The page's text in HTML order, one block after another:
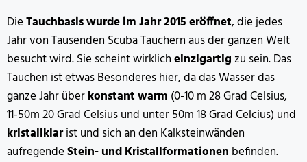
DieTauchbasis wurde im Jahr 2015 eröffnet, die jedes
Jahr von Tausenden Scuba Tauchern aus der ganzen Welt
besucht wird. Sie scheint wirklicheinzigartigzu sein. Das
Tauchen ist etwas Besonderes hier, da das Wasser das
ganze Jahr überkonstant warm (0-10 m 28 Grad Celsius,
11-50m 20 Grad Celsius und unter 50m 18 Grad Celcius) und
kristallklarist und sich an den Kalksteinwänden
aufregendeStein- und Kristallformationen befinden.